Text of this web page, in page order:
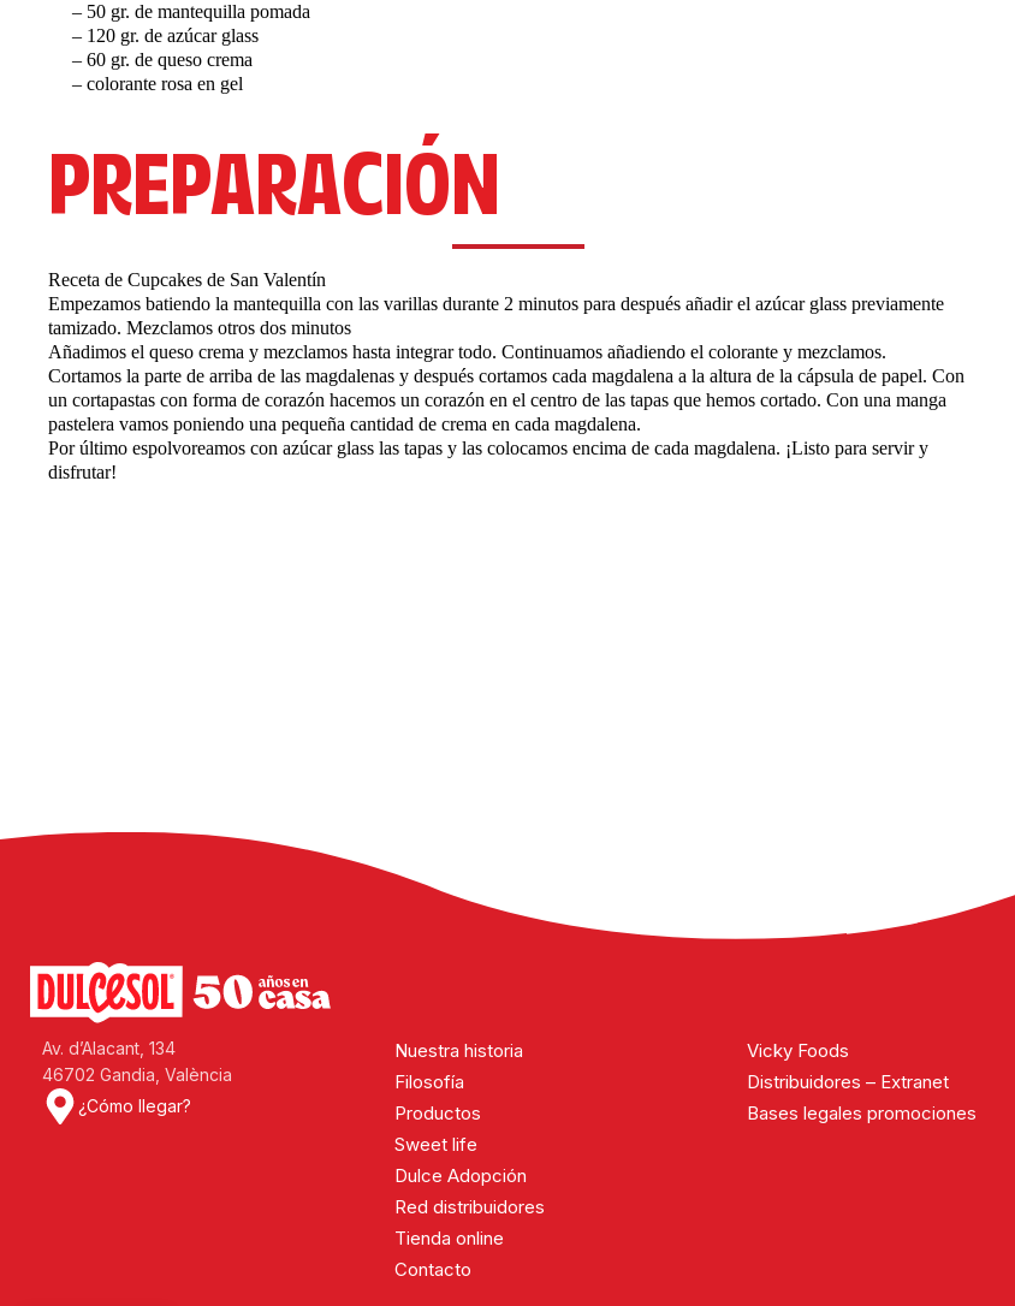
– 50 gr. de mantequilla pomada
– 120 gr. de azúcar glass
– 60 gr. de queso crema
– colorante rosa en gel
PREPARACIÓN
Receta de Cupcakes de San Valentín
Empezamos batiendo la mantequilla con las varillas durante 2 minutos para después añadir el azúcar glass previamente
tamizado. Mezclamos otros dos minutos
Añadimos el queso crema y mezclamos hasta integrar todo. Continuamos añadiendo el colorante y mezclamos.
Cortamos la parte de arriba de las magdalenas y después cortamos cada magdalena a la altura de la cápsula de papel. Con
un cortapastas con forma de corazón hacemos un corazón en el centro de las tapas que hemos cortado. Con una manga
pastelera vamos poniendo una pequeña cantidad de crema en cada magdalena.
Por último espolvoreamos con azúcar glass las tapas y las colocamos encima de cada magdalena. ¡Listo para servir y
disfrutar!
Av. d’Alacant, 134
46702 Gandia, València
¿Cómo llegar?
Nuestra historia
Filosofía
Productos
Sweet life
Dulce Adopción
Red distribuidores
Tienda online
Contacto
Vicky Foods
Distribuidores – Extranet
Bases legales promociones